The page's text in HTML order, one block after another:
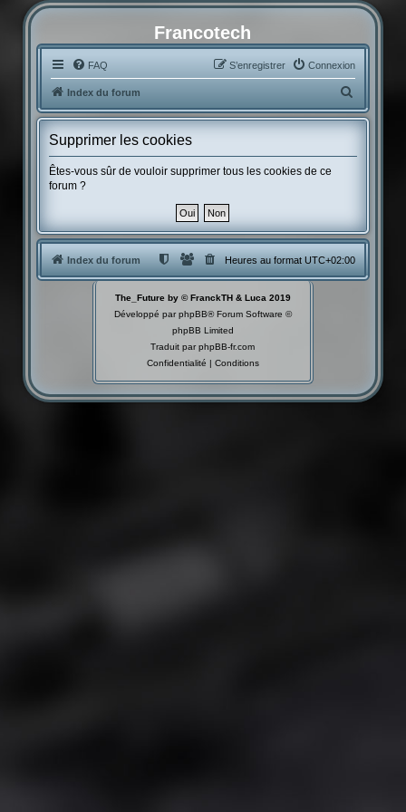
Francotech
FAQ Connexion
S’enregistrer
Index du forum
e
h
h
e
Supprimer les cookies
Êtes-vous sûr de vouloir supprimer tous les cookies de ce
forum ?
Index du forum Heures au formatUTC+02:00
The_Future by © FranckTH & Luca 2019
Développé parphpBB® Forum Software ©
phpBB Limited
Traduit parphpBB-fr.com
Confidentialité
Conditions